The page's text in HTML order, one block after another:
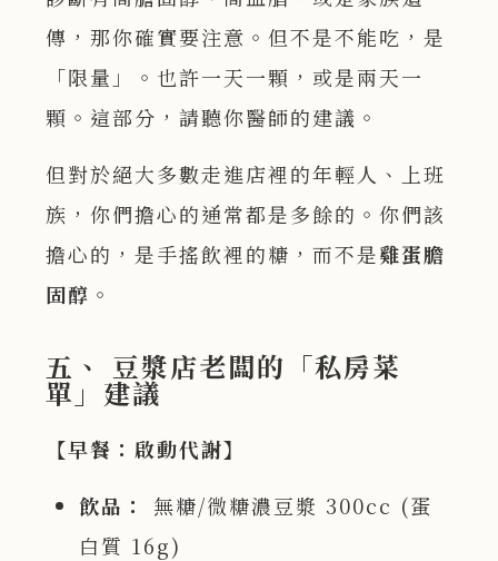
傳，那你確實要注意。但不是不能吃，是
「限量」。也許一天一顆，或是兩天一
顆。這部分，請聽你醫師的建議。
但對於絕大多數走進店裡的年輕人、上班
族，你們擔心的通常都是多餘的。你們該
擔心的，是手搖飲裡的糖，而不是雞蛋膽
固醇 。
五、 豆漿店老闆的「私房菜
單」建議
【早餐：啟動代謝】
飲品：
無糖/微糖濃豆漿 300cc (蛋
白質 16g)